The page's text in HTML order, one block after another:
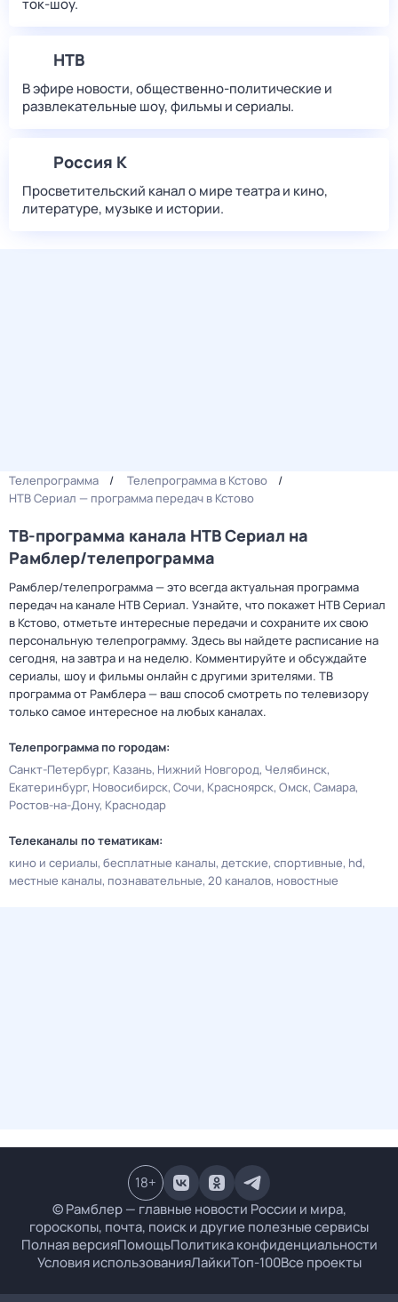
ток-шоу.
НТВ
В эфире новости, общественно-политические и
развлекательные шоу, фильмы и сериалы.
Россия К
Просветительский канал о мире театра и кино,
литературе, музыке и истории.
Телепрограмма
Телепрограмма в Кстово
НТВ Сериал — программа передач в Кстово
ТВ-программа канала НТВ Сериал на
Рамблер/телепрограмма
Рамблер/телепрограмма — это всегда актуальная программа
передач на канале НТВ Сериал. Узнайте, что покажет НТВ Сериал
в Кстово, отметьте интересные передачи и сохраните их свою
персональную телепрограмму. Здесь вы найдете расписание на
сегодня, на завтра и на неделю. Комментируйте и обсуждайте
сериалы, шоу и фильмы онлайн с другими зрителями. ТВ
программа от Рамблера — ваш способ смотреть по телевизору
только самое интересное на любых каналах.
Телепрограмма по городам:
Санкт-Петербург Казань Нижний Новгород Челябинск
Екатеринбург Новосибирск Сочи Красноярск Омск Самара
Ростов-на-Дону Краснодар
Телеканалы по тематикам:
кино и сериалы бесплатные каналы детские спортивные hd
местные каналы познавательные 20 каналов новостные
© Рамблер — главные новости России и мира,
гороскопы, почта, поиск и другие полезные сервисы
Полная версияПомощьПолитика конфиденциальности
Условия использованияЛайкиТоп-100Все проекты
18+